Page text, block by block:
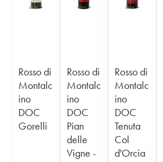
Rosso di
Montalc
ino
DOC
Gorelli
Rosso di
Montalc
ino
DOC
Pian
delle
Vigne -
Rosso di
Montalc
ino
DOC
Tenuta
Col
d'Orcia